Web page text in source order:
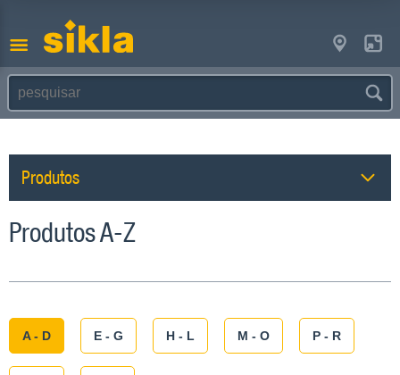
Produtos
Produtos A-Z
A - D E - G H - L M - O P - R